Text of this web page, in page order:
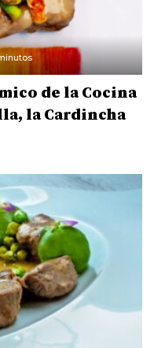
de la Cocina
la Cardincha